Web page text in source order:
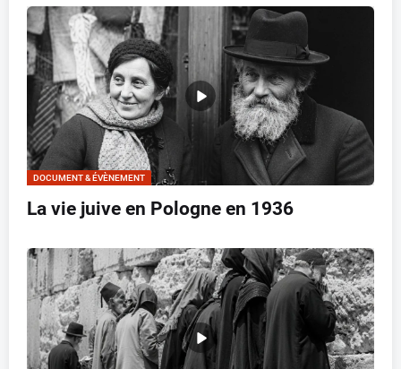
DOCUMENT & ÉVÈNEMENT
La vie juive en Pologne en 1936